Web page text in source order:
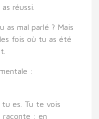
réussi.
as mal parlé ? Mais
fois où tu as été
:
es. Tu te vois
raconte : en